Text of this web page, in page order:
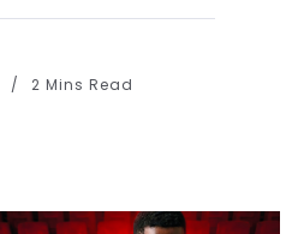
2 Mins Read